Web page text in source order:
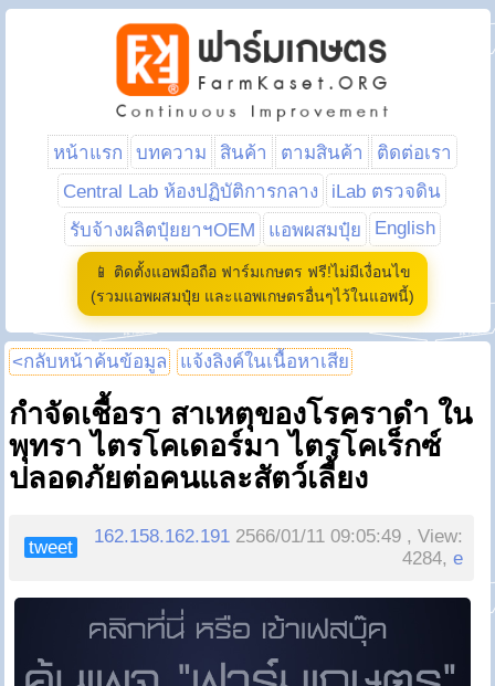
หน้าแรก บทความ สินค้า ตามสินค้า
ติดต่อเรา
Central Lab ห้องปฏิบัติการกลาง
iLab ตรวจดิน
รับจ้างผลิตปุ๋ยยาฯOEM
แอพผสมปุ๋ย English
📱 ติดตั้งแอพมือถือ ฟาร์มเกษตร ฟรี!ไม่มีเงื่อนไข
(รวมแอพผสมปุ๋ย และแอพเกษตรอื่นๆไว้ในแอพนี้)
<กลับหน้าค้นข้อมูล แจ้งลิงค์ในเนื้อหาเสีย
กำจัดเชื้อรา สาเหตุของโรคราดำ ใน
พุทรา ไตรโคเดอร์มา ไตรโคเร็กซ์
ปลอดภัยต่อคนและสัตว์เลี้ยง
tweet
162.158.162.191 2566/01/11 09:05:49 , View:
4284,e